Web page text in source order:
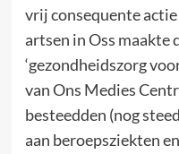
vrij consequente actie
artsen in Oss maakte
‘gezondheidszorg
van Ons Medies
besteedden (nog
aan beroepsziekten